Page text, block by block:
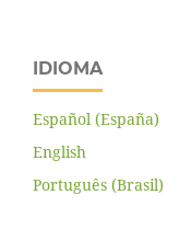
IDIOMA
Español (España)
English
Português (Brasil)